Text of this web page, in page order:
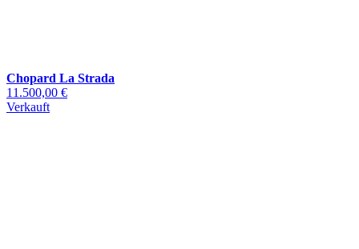
Chopard La Strada
11.500,00 €
Verkauft